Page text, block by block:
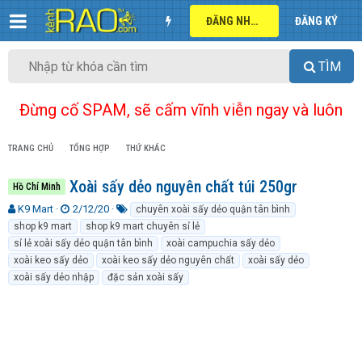
ĐĂNG NHẬP ĐĂNG KÝ
TÌM
Đừng cố SPAM, sẽ cấm vĩnh viễn ngay và luôn
TRANG CHỦ TỔNG HỢP THỨ KHÁC
Hồ Chí Minh Xoài sấy dẻo nguyên chất túi 250gr
T
h
r
e
a
d
K9 Mart
N
g
à
y
g
ử
2/12/20
ừ
k
h
ó
a
chuyên xoài sấy dẻo quận tân bình
shop k9 mart
shop k9 mart chuyên sỉ lẻ
sỉ lẻ xoài sấy dẻo quận tân bình
xoài campuchia sấy dẻo
xoài keo sấy dẻo
xoài keo sấy dẻo nguyên chất
xoài sấy dẻo
xoài sấy dẻo nhập
đặc sản xoài sấy